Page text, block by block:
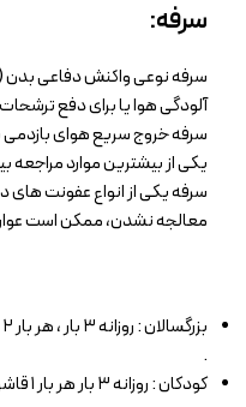
سرفه:
سرفه نوعی واکنش دفاعی
آلودگی هوا یا برای دفع
سرفه خروج سریع هوای
یکی از بیشترین موارد مراجعه
سرفه یکی از انواع عفونت
معالجه نشدن، ممکن است
.
کودکان : روزانه ۳ بار هر بار ۱ قاشق مرباخوری ( معادل ۵ میلی لیتر ) .